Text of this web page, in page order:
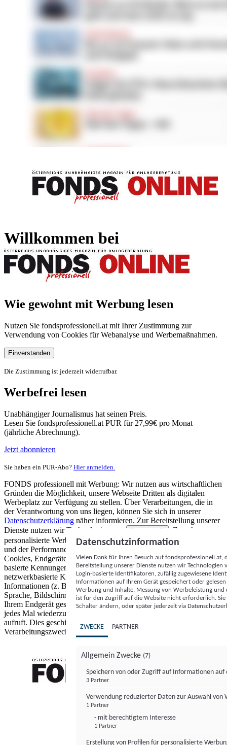
Willkommen bei
Wie gewohnt mit Werbung lesen
Nutzen Sie fondsprofessionell.at mit Ihrer Zustimmung zur
Verwendung von Cookies für Webanalyse und Werbemaßnahmen.
Einverstanden
Die Zustimmung ist jederzeit widerrufbar.
Werbefrei lesen
Unabhängiger Journalismus hat seinen Preis.
Lesen Sie fondsprofessionell.at PUR für 27,99€ pro Monat
(jährliche Abrechnung).
Jetzt abonnieren
Sie haben ein PUR-Abo? Hier anmelden.
FONDS professionell mit Werbung: Wir nutzen aus wirtschaftlichen
Gründen die Möglichkeit, unsere Webseite Dritten als digitalen
Werbeplatz zur Verfügung zu stellen. Über Verarbeitungen, die in
der Verantwortung von uns liegen, können Sie sich in unserer
Datenschutzerklärung näher informieren. Zur Bereitstellung unserer
Dienste nutzen wir Technologien von
Partnern (5)
. Zwecke:
personalisierte Werbung und Inhalte, Messung von Werbeleistung
und der Performance von Inhalten sowie Zielgruppenforschung.
Cookies, Endgeräte- oder ähnliche Online-Kennungen (z. B. login-
basierte Kennungen, zufällig generierte Kennungen,
netzwerkbasierte Kennungen) können zusammen mit anderen
Informationen (z. B. Browsertyp und Browserinformationen,
Sprache, Bildschirmgröße, unterstützte Technologien usw.) auf
Ihrem Endgerät gespeichert oder von dort ausgelesen werden, um es
jedes Mal wiederzuerkennen, wenn es eine App oder einer Webseite
aufruft. Dies geschieht für einen oder mehrere der hier aufgeführten
Verarbeitungszwecke.
Datenschutzinformation
Vielen Dank für Ihren Besuch auf
Bereitstellung unserer Dienste nutzen wir Technologien
Login-basierte Identifikatoren, zufällig zugewiesene
Informationen auf Ihrem Gerät gespeichert oder
Werbung und Inhalte, Messung von Werbeleistung
ist für den Zugriff auf die Website nicht erforderlich.
Schalter ändern, oder später jederzeit via
ZWECKE PARTNER
Allgemein Zwecke (7)
Speichern von oder Zugriff auf Informationen auf
3 Partner
Verwendung reduzierter Daten zur Auswahl von
1 Partner
- mit berechtigtem Interesse
1 Partner
Erstellung von Profilen für personalisierte
FONDS professionell